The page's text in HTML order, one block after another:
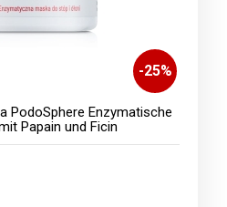
-25%
PodoSphere Enzymatische
Papain und Ficin